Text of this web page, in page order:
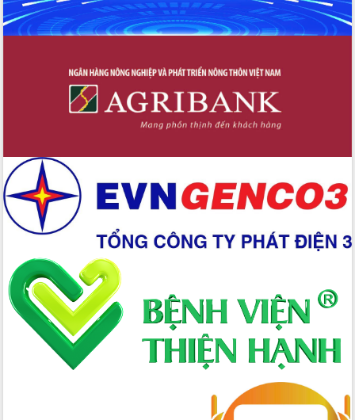
trong phòng chống tảo hôn và hôn
nhân cận huyết thống
Đắk Lắk định vị thương hiệu du lịch
“Biển – Rừng – Cà phê” trong không
gian phát triển mới
Hội nghị chia sẻ kinh nghiệm, chuyển
triển chuyên sâu đến 2030
Chuyển đổi số mở ra không gian phát
triển trong lĩnh vực văn hóa, du lịch
Công bố quyết định của Ban Thường
vụ Tỉnh ủy về công tác cán bộ.
Thủ tướng Phạm Minh Chính: Khẩn
trương tái thiết cuộc sống người dân
sau thiên tai
Tập trung nâng cao chất lượng, tổ
chức sản xuất sầu riêng theo hướng
bền vững
Đẩy nhanh công tác khắc phục, ổn